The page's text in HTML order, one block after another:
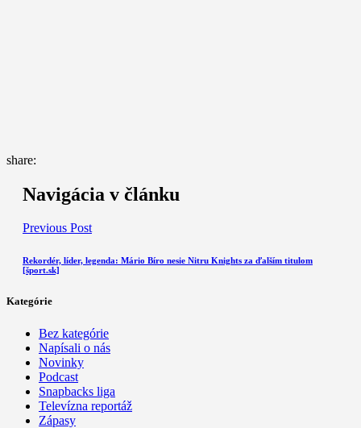
share:
Navigácia v článku
Previous Post
Rekordér, líder, legenda: Mário Bíro nesie Nitru Knights za ďalším titulom
[šport.sk]
Kategórie
Bez kategórie
Napísali o nás
Novinky
Podcast
Snapbacks liga
Televízna reportáž
Zápasy